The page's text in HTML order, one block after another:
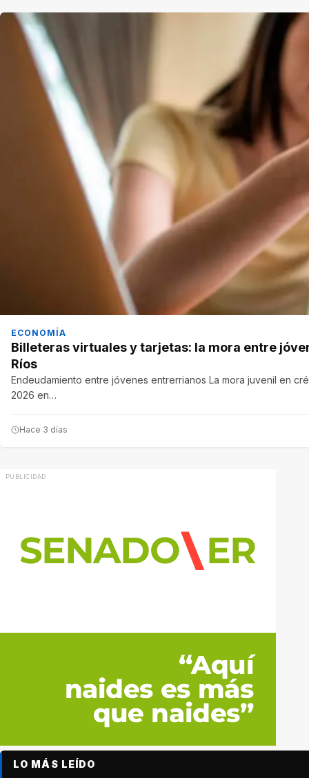
ECONOMÍA
Billeteras virtuales y tarjetas: la mora entre
Ríos
Endeudamiento entre jóvenes entrerrianos La mora juvenil en
2026 en…
Hace 3 días
LO MÁS LEÍDO